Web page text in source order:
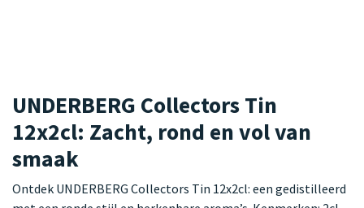
UNDERBERG Collectors Tin
12x2cl: Zacht, rond en vol van
smaak
Ontdek UNDERBERG Collectors Tin 12x2cl: een gedistilleerd